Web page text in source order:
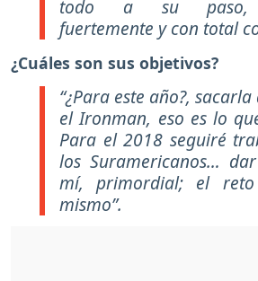
todo a su paso,
fuertemente y con total
¿Cuáles son sus objetivos?
“¿Para este año?,
el Ironman, eso es lo
Para el 2018 seguiré
los Suramericanos…
mí, primordial; el
mismo”.